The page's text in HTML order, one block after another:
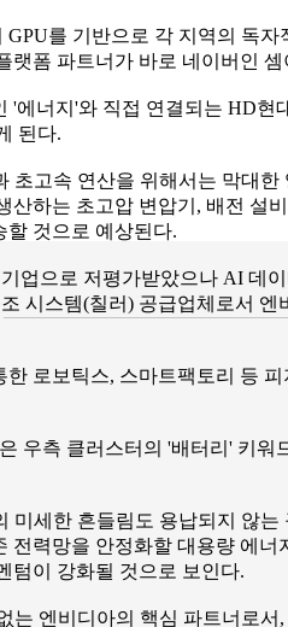
를 기반으로 각 지역의 독
랫폼 파트너가 바로 네이버인 셈
'에너지'와 직접 연결되는 HD현
된다.
초고속 연산을 위해서는 막대한
산하는 초고압 변압기, 배전 설
할 것으로 예상된다.
업으로 저평가받았으나 AI 데
시스템(칠러) 공급업체로서 엔
로보틱스, 스마트팩토리 등 피
우측 클러스터의 '배터리' 키워
미세한 흔들림도 용납되지 않는
전력망을 안정화할 대용량 에너
텀이 강화될 것으로 보인다.
는 엔비디아의 핵심 파트너로서